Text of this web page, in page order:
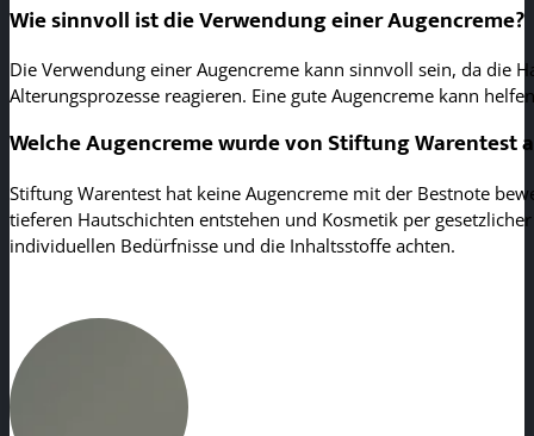
Wie sinnvoll ist die Verwendung einer Augencreme?
Die Verwendung einer Augencreme kann sinnvoll sein, da die
Alterungsprozesse reagieren. Eine gute Augencreme kann
Welche Augencreme wurde von Stiftung Warentest
Stiftung Warentest hat keine Augencreme mit der Bestnote
tieferen Hautschichten entstehen und Kosmetik per
individuellen Bedürfnisse und die Inhaltsstoffe achten.